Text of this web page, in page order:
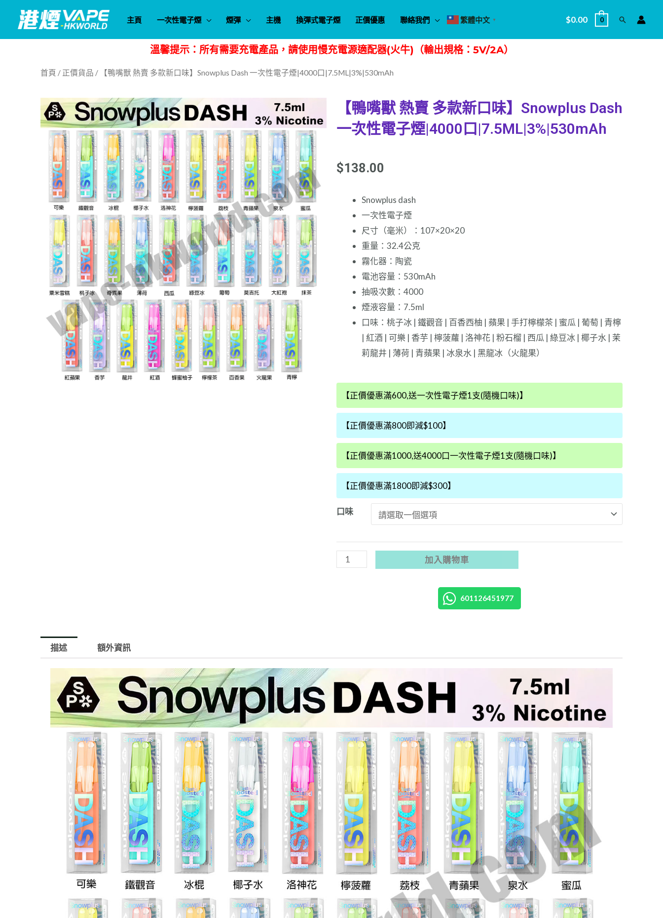
主
主頁 一次性電子煙 煙彈 主機 換彈式電子煙 正價優惠 聯絡我們 繁體中文 ▼ $0.00 0
搜
溫馨提示：所有需要充電產品，請使用慢充電源適配器(火牛)（輸出規格：5V/2A）
首頁 / 正價貨品 / 【鴨嘴獸 熱賣 多款新口味】Snowplus Dash 一次性電子煙|4000口|7.5ML|3%|530mAh
【鴨嘴獸 熱賣 多款新口味】Snowplus Dash
一次性電子煙|4000口|7.5ML|3%|530mAh
$138.00
Snowplus dash
一次性電子煙
尺寸（毫米）：107×20×20
重量：32.4公克
霧化器：陶瓷
電池容量：530mAh
抽吸次數：4000
煙液容量：7.5ml
口味：桃子冰 | 鐵觀音 | 百香西柚 | 蘋果 | 手打檸檬茶 | 蜜瓜 | 葡萄 | 青檸
| 紅酒 | 可樂 | 香芋 | 檸菠蘿 | 洛神花 | 粉石榴 | 西瓜 | 綠豆冰 | 椰子水 | 茉
莉龍井 | 薄荷 | 青蘋果 | 冰泉水 | 黑龍冰（火龍果）
【正價優惠滿600,送一次性電子煙1支(隨機口味)】
【正價優惠滿800即減$100】
【正價優惠滿1000,送4000口一次性電子煙1支(隨機口味)】
【正價優惠滿1800即減$300】
口味
【鴨
嘴
熱
多
新
口
Snowplus
Dash
數
加入購物車
601126451977
描述 額外資訊